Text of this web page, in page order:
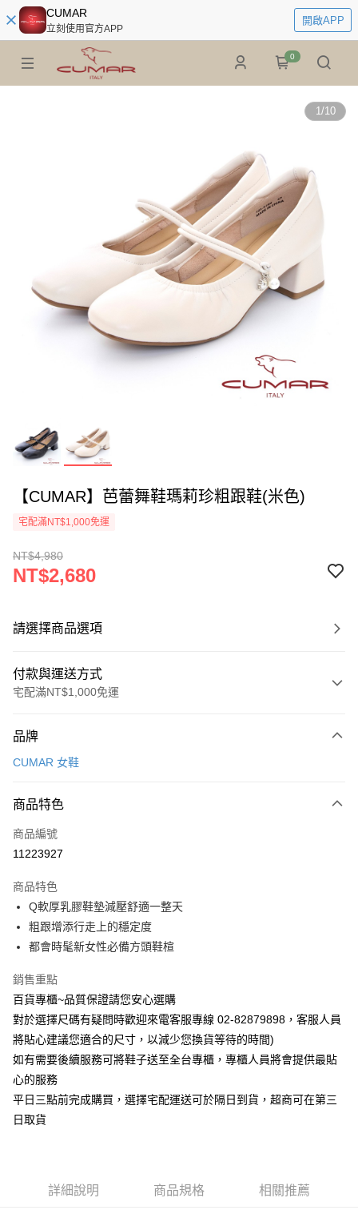
CUMAR
立刻使用官方APP
開啟APP
0
1/10
【CUMAR】芭蕾舞鞋瑪莉珍粗跟鞋(米色)
宅配滿NT$1,000免運
NT$4,980
NT$2,680
請選擇商品選項
付款與運送方式
宅配滿NT$1,000免運
信用卡一次付款
Apple Pay
街口支付
宅配
每筆NT$90，滿NT$1,000(含以上)免運費
品牌
CUMAR 女鞋
商品特色
商品編號
11223927
商品特色
Q軟厚乳膠鞋墊減壓舒適一整天
粗跟增添行走上的穩定度
都會時髦新女性必備方頭鞋楦
銷售重點
百貨專櫃~品質保證請您安心選購
對於選擇尺碼有疑問時歡迎來電客服專線 02-82879898，客服人員
將貼心建議您適合的尺寸，以減少您換貨等待的時間)
如有需要後續服務可將鞋子送至全台專櫃，專櫃人員將會提供最貼
心的服務
平日三點前完成購買，選擇宅配運送可於隔日到貨，超商可在第三
日取貨
詳細說明 商品規格 相關推薦